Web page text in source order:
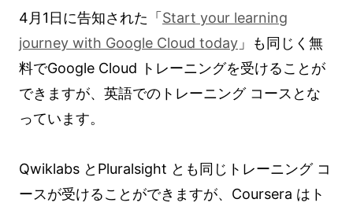
4月1日に告知された「 Start your learning
journey with Google Cloud today 」も同じく無
料でGoogle Cloud トレーニングを受けることが
できますが、英語でのトレーニング コースとな
っています。
Qwiklabs とPluralsight とも同じトレーニング コ
ースが受けることができますが、Coursera はト